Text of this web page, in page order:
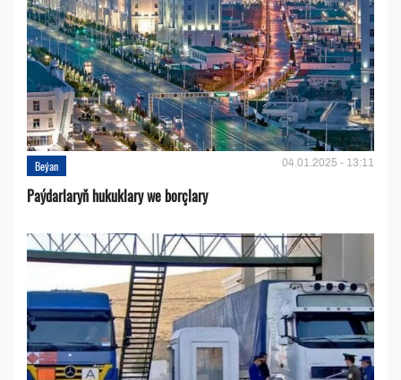
Beýan 04.01.2025 - 13:11
Paýdarlaryň hukuklary we bоrçlary